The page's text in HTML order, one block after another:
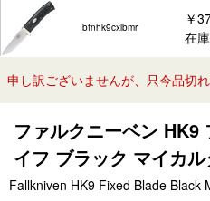
bfnhk9cxlbmr
￥
在
申し訳ございませんが、只今品切れ
ファルクニーベン HK9
イフ ブラック マイカル
Fallkniven HK9 Fixed Blade Black